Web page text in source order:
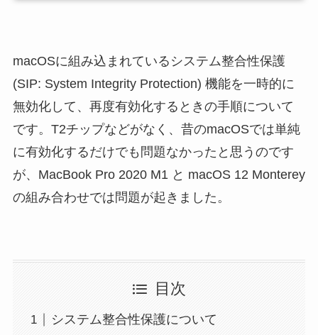
macOSに組み込まれているシステム整合性保護
(SIP: System Integrity Protection) 機能を一時的に
無効化して、再度有効化するときの手順について
です。T2チップなどがなく、昔のmacOSでは単純
に有効化するだけでも問題なかったと思うのです
が、MacBook Pro 2020 M1 と macOS 12 Monterey
の組み合わせでは問題が起きました。
目次
システム整合性保護について